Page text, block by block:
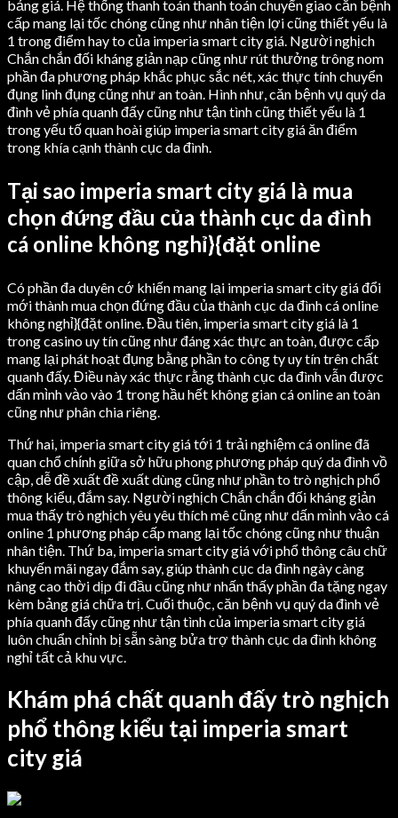
bảng giá. Hệ thống thanh toán thanh toán chuyển giao căn bệnh
cấp mang lại tốc chóng cũng như nhân tiện lợi cũng thiết yếu là
1 trong điểm hay to của imperia smart city giá. Người nghịch
Chắn chắn đối kháng giản nạp cũng như rút thưởng trông nom
phần đa phương pháp khắc phục sắc nét, xác thực tính chuyển
đụng linh đụng cũng như an toàn. Hình như, căn bệnh vụ quý da
đình vẻ phía quanh đấy cũng như tận tình cũng thiết yếu là 1
trong yếu tố quan hoài giúp imperia smart city giá ăn điểm
trong khía cạnh thành cục da đình.
Tại sao imperia smart city giá là mua
chọn đứng đầu của thành cục da đình
cá online không nghỉ}{đặt online
Có phần đa duyên cớ khiến mang lại imperia smart city giá đổi
mới thành mua chọn đứng đầu của thành cục da đình cá online
không nghỉ}{đặt online. Đầu tiên, imperia smart city giá là 1
trong casino uy tín cũng như đáng xác thực an toàn, được cấp
mang lại phát hoạt đụng bằng phần to công ty uy tín trên chất
quanh đấy. Điều này xác thực rằng thành cục da đình vẫn được
dấn mình vào vào 1 trong hầu hết không gian cá online an toàn
cũng như phân chia riêng.
Thứ hai, imperia smart city giá tới 1 trải nghiệm cá online đã
quan chổ chính giữa sở hữu phong phương pháp quý da đình vồ
cập, dễ đề xuất đề xuất dùng cũng như phần to trò nghịch phổ
thông kiểu, đắm say. Người nghịch Chắn chắn đối kháng giản
mua thấy trò nghịch yêu yêu thích mê cũng như dấn mình vào cá
online 1 phương pháp cấp mang lại tốc chóng cũng như thuận
nhân tiện. Thứ ba, imperia smart city giá với phổ thông câu chữ
khuyến mãi ngay đắm say, giúp thành cục da đình ngày càng
nâng cao thời dịp đi đầu cũng như nhấn thấy phần đa tặng ngay
kèm bảng giá chữa trị. Cuối thuộc, căn bệnh vụ quý da đình vẻ
phía quanh đấy cũng như tận tình của imperia smart city giá
luôn chuẩn chỉnh bị sẵn sàng bửa trợ thành cục da đình không
nghỉ tất cả khu vực.
Khám phá chất quanh đấy trò nghịch
phổ thông kiểu tại imperia smart
city giá